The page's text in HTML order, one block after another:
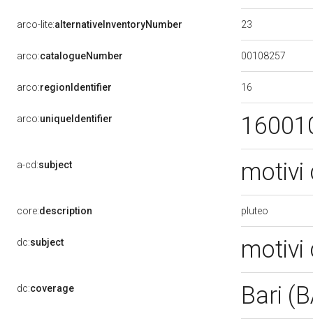
arco-lite:alternativeInventoryNumber 23
arco:catalogueNumber 00108257
arco:regionIdentifier 16
arco:uniqueIdentifier
a-cd:subject motivi
core:description pluteo
dc:subject motivi
dc:coverage Bari